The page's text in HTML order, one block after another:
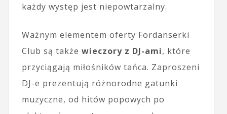
każdy występ jest niepowtarzalny.
Ważnym elementem oferty Fordanserki
Club są także wieczory z DJ-ami, które
przyciągają miłośników tańca. Zaproszeni
DJ-e prezentują różnorodne gatunki
muzyczne, od hitów popowych po